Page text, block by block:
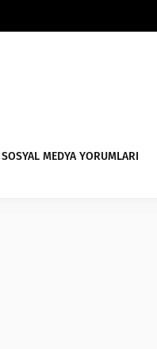
SOSYAL MEDYA YORUMLARI